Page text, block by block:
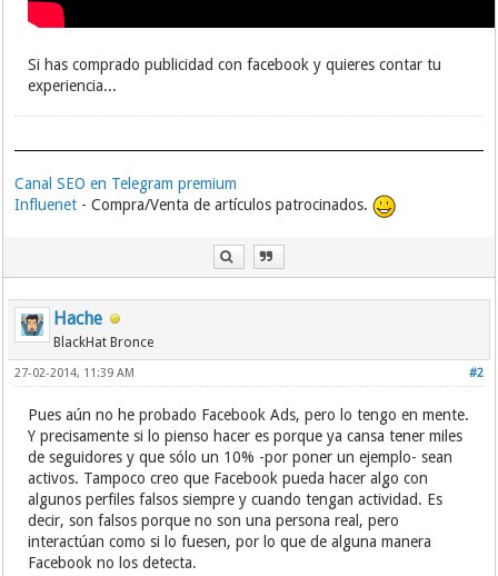
Si has comprado publicidad con facebook y quieres contar tu
experiencia...
Canal SEO en Telegram premium
Influenet - Compra/Venta de artículos patrocinados.
Hache
BlackHat Bronce
#2
27-02-2014, 11:39 AM
Pues aún no he probado Facebook Ads, pero lo tengo en mente.
Y precisamente si lo pienso hacer es porque ya cansa tener miles
de seguidores y que sólo un 10% -por poner un ejemplo- sean
activos. Tampoco creo que Facebook pueda hacer algo con
algunos perfiles falsos siempre y cuando tengan actividad. Es
decir, son falsos porque no son una persona real, pero
interactúan como si lo fuesen, por lo que de alguna manera
Facebook no los detecta.